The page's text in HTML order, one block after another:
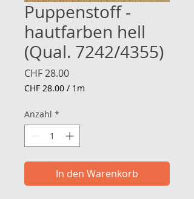
Puppenstoff -
hautfarben hell
(Qual. 7242/4355)
CHF 28.00Preis
CHF 28.00 / 1m
pro
1
Anzahl *
In den Warenkorb